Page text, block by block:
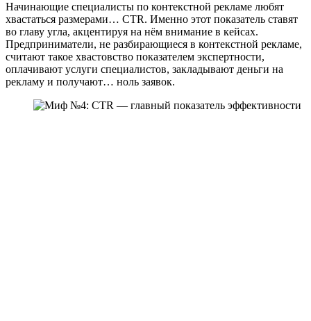
Начинающие специалисты по контекстной рекламе любят
хвастаться размерами… CTR. Именно этот показатель ставят
во главу угла, акцентируя на нём внимание в кейсах.
Предприниматели, не разбирающиеся в контекстной рекламе,
считают такое хвастовство показателем экспертности,
оплачивают услуги специалистов, закладывают деньги на
рекламу и получают… ноль заявок.